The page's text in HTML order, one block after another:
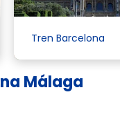
Tren Barcelona
Málaga